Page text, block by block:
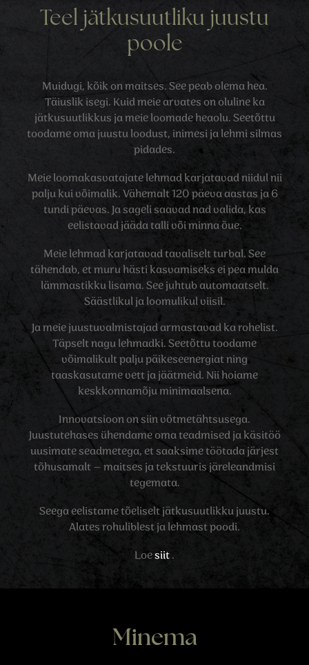
Teel jätkusuutliku juustu
poole
Muidugi, kõik on maitses. See peab olema hea.
Täiuslik isegi. Kuid meie arvates on oluline ka
jätkusuutlikkus ja meie loomade heaolu. Seetõttu
toodame oma juustu loodust, inimesi ja lehmi silmas
pidades.
Meie loomakasvatajate lehmad karjatavad niidul nii
palju kui võimalik. Vähemalt 120 päeva aastas ja 6
tundi päevas. Ja sageli saavad nad valida, kas
eelistavad jääda talli või minna õue.
Meie lehmad karjatavad tavaliselt turbal. See
tähendab, et muru hästi kasvamiseks ei pea mulda
lämmastikku lisama. See juhtub automaatselt.
Säästlikul ja loomulikul viisil.
Ja meie juustuvalmistajad armastavad ka rohelist.
Täpselt nagu lehmadki. Seetõttu toodame
võimalikult palju päikeseenergiat ning
taaskasutame vett ja jäätmeid. Nii hoiame
keskkonnamõju minimaalsena.
Innovatsioon on siin võtmetähtsusega.
Juustutehases ühendame oma teadmised ja käsitöö
uusimate seadmetega, et saaksime töötada järjest
tõhusamalt – maitses ja tekstuuris järeleandmisi
tegemata.
Seega eelistame tõeliselt jätkusuutlikku juustu.
Alates rohuliblest ja lehmast poodi.
Loesiit.
Minema